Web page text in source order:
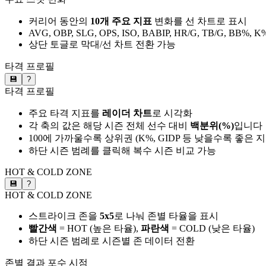
커리어 동안의 10개 주요 지표 변화를 선 차트로 표시
AVG, OBP, SLG, OPS, ISO, BABIP, HR/G, TB/G, BB%,
상단 토글로 막대/선 차트 전환 가능
타격 프로필
💾 ?
타격 프로필
주요 타격 지표를 레이더 차트로 시각화
각 축의 값은 해당 시즌 전체 선수 대비 백분위(%)입니다
100에 가까울수록 상위권 (K%, GIDP 등 낮을수록 좋은
하단 시즌 범례를 클릭해 복수 시즌 비교 가능
HOT & COLD ZONE
💾 ?
HOT & COLD ZONE
스트라이크 존을 5x5로 나눠 존별 타율을 표시
빨간색 = HOT (높은 타율), 파란색 = COLD (낮은 타율)
하단 시즌 범례로 시즌별 존 데이터 전환
존별 결과 포수 시점